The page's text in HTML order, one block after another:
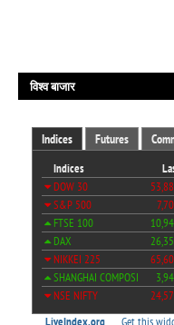
विश्व बाजार